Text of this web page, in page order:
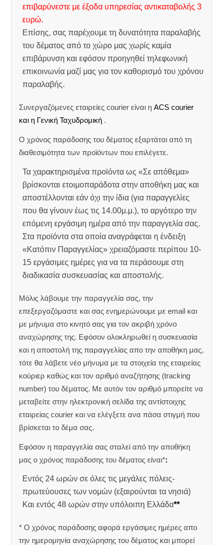
επιβαρύνεστε με έξοδα υπηρεσίας αντικαταβολής 3
ευρώ.
Επίσης, σας παρέχουμε τη δυνατότητα παραλαβής
του δέματος από το χώρο μας χωρίς καμία
επιβάρυνση και εφόσον προηγηθεί τηλεφωνική
επικοινωνία μαζί μας για τον καθορισμό του χρόνου
παραλαβής.
Συνεργαζόμενες εταιρείες courier είναι ηACS courier
και η Γενική Ταχυδρομική .
Ο χρόνος παράδοσης του δέματος εξαρτάται από τη
διαθεσιμότητα των προϊόντων που επιλέγετε.
Τα χαρακτηρισμένα προϊόντα ως «Σε απόθεμα»
βρίσκονται ετοιμοπαράδοτα στην αποθήκη μας και
αποστέλλονται εάν όχι την ίδια (για παραγγελίες
που θα γίνουν έως τις 14.00μ.μ.), το αργότερο την
επόμενη εργάσιμη ημέρα από την παραγγελία σας.
Στα προϊόντα στα οποία αναγράφεται η ένδειξη
«Κατόπιν Παραγγελίας» χρειαζόμαστε περίπου 10-
15 εργάσιμες ημέρες για να τα περάσουμε στη
διαδικασία συσκευασίας και αποστολής.
Μόλις λάβουμε την παραγγελία σας, την
επεξεργαζόμαστε και σας ενημερώνουμε με email και
με μήνυμα στο κινητό σας για τον ακριβή χρόνο
αναχώρησης της. Εφόσον ολοκληρωθεί η συσκευασία
και η αποστολή της παραγγελίας απο την αποθήκη μας,
τότε θα λάβετε νέο μήνυμα με τα στοιχεία της εταιρείας
κούριερ καθώς και τον αριθμό αναζήτησης (tracking
number) του δέματος. Με αυτόν τον αριθμό μπορείτε να
μεταβείτε στην ηλεκτρονική σελίδα της αντίστοιχης
εταιρείας courier και να ελέγξετε ανα πάσα στιγμή που
βρίσκεται το δέμα σας.
Εφόσον η παραγγελία σας σταλεί από την αποθήκη
μας ο χρόνος παράδοσης του δέματος είναι*:
Εντός 24 ωρών σε όλες τις μεγάλες πόλεις-
πρωτεύουσες των νομών (εξαιρούνται τα νησιά)
Και εντός 48 ωρών στην υπόλοιπη Ελλάδα**
* Ο χρόνος παράδοσης αφορά εργάσιμες ημέρες απο
την ημερομηνία αναχώρησης του δέματος και μπορεί